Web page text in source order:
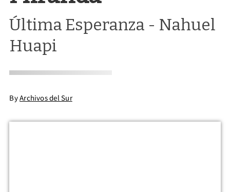
Última Esperanza - Nahuel
Huapi
ByArchivos del Sur